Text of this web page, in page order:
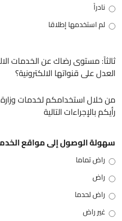
نادراً
لم استخدمها إطلاقا
ثالثاً: مستوى رضاك عن الخدمات
العدل على قنواتها الالكترونية؟
من خلال استخدامكم لخدمات وزارة
رأيكم بالإجراءات التالية
سهولة الوصول إلى مواقع
راض تماما
راض
راض لحدما
غير راض